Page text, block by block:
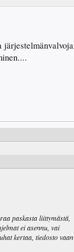
paskasta liittymästä,
ei asennu, vai
kertaa, tiedosto vaan